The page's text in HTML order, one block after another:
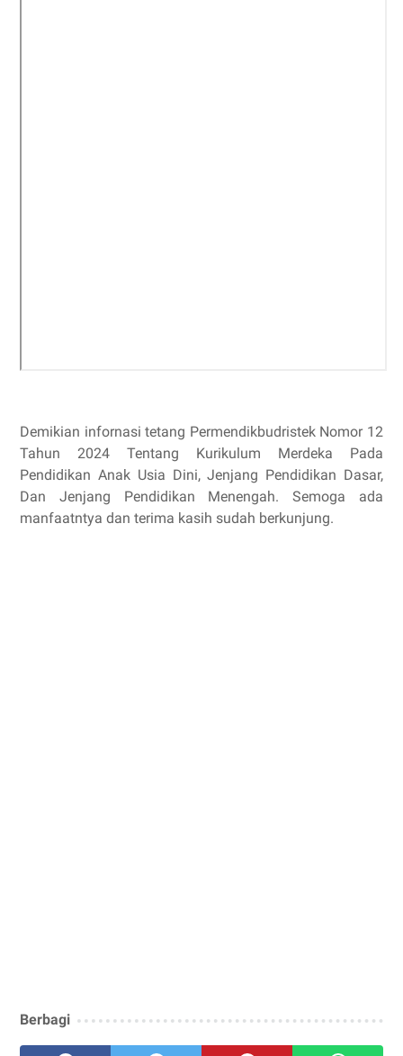
Demikian infornasi tetang Permendikbudristek Nomor 12
Tahun 2024 Tentang Kurikulum Merdeka Pada
Pendidikan Anak Usia Dini, Jenjang Pendidikan Dasar,
Dan Jenjang Pendidikan Menengah. Semoga ada
manfaatntya dan terima kasih sudah berkunjung.
Berbagi